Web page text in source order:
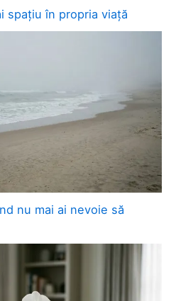
spațiu în propria viață
nu mai ai nevoie să